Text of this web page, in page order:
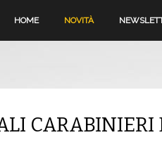
HOME NOVITÀ
CARABINIERI